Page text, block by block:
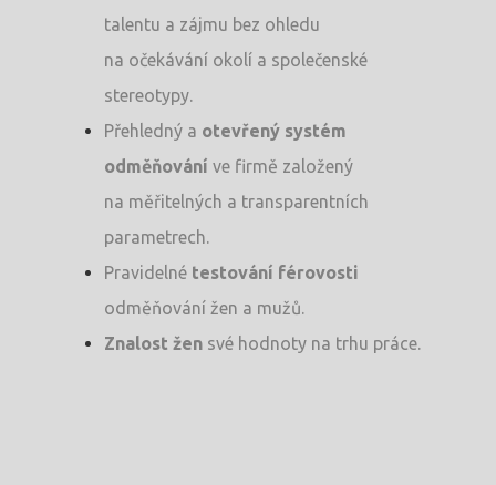
talentu a zájmu bez ohledu
na očekávání okolí a společenské
stereotypy.
Přehledný a otevřený systém
odměňování ve firmě založený
na měřitelných a transparentních
parametrech.
Pravidelné testování férovosti
odměňování žen a mužů.
Znalost žen své hodnoty na trhu práce.